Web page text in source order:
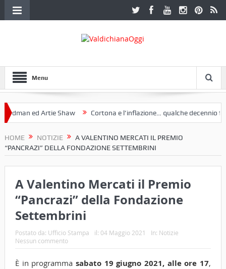
Menu
ed Artie Shaw Cortona e l’inflazione… qualche decennio fa
HOME NOTIZIE
A VALENTINO MERCATI IL PREMIO
“PANCRAZI” DELLA FONDAZIONE SETTEMBRINI
A Valentino Mercati il Premio
“Pancrazi” della Fondazione
Settembrini
Postato da: Ufficio Stampa il: 04 Maggio 2021 In: Notizie
Nessun commento
È in programma sabato 19 giugno 2021, alle ore 17,